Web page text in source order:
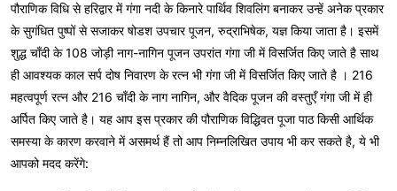
पौराणिक विधि से हरिद्वार में गंगा नदी के किनारे पार्थिव शिवलिंग बनाकर उन्हें अनेक प्रकार
के सुगंधित पुष्पों से सजाकर षोडश उपचार पूजन, रुद्राभिषेक, यज्ञ किया जाता है। इसमें
शुद्ध चाँदी के 108 जोड़ी नाग-नागिन पूजन उपरांत गंगा जी में विसर्जित किए जाते है साथ
ही आवश्यक काल सर्प दोष निवारण के रत्न भी गंगा जी में विसर्जित किए जाते है । 216
महत्वपूर्ण रत्न और 216 चाँदी के नाग नागिन, और वैदिक पूजन की वस्तुएँ गंगा जी में ही
अर्पित किए जाते है। यह आप इस प्रकार की पौराणिक विद्धिवत पूजा पाठ किसी आर्थिक
समस्या के कारण करवाने में असमर्थ हैं तो आप निम्नलिखित उपाय भी कर सकते है, ये भी
आपको मदद करेंगे: